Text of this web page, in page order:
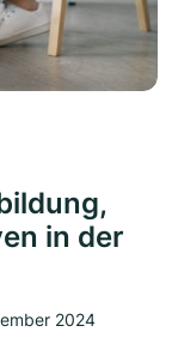
in der
2024